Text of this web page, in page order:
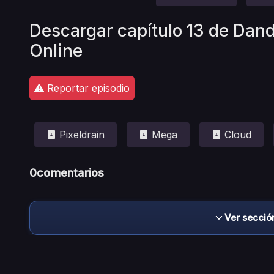
Descargar capítulo 13 de
Online
Reportar episodio
Pixeldrain Mega Cloud
0comentarios
Ver